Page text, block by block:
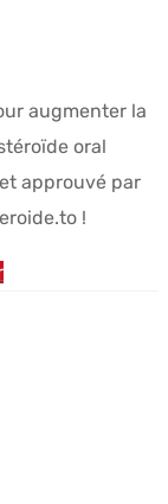
augmenter la
oral
approuvé par
!